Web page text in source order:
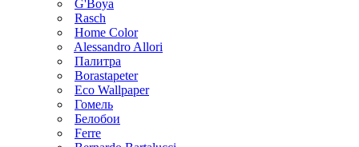
G'Boya
Rasch
Home Color
Alessandro Allori
Палитра
Borastapeter
Eco Wallpaper
Гомель
Белобои
Ferre